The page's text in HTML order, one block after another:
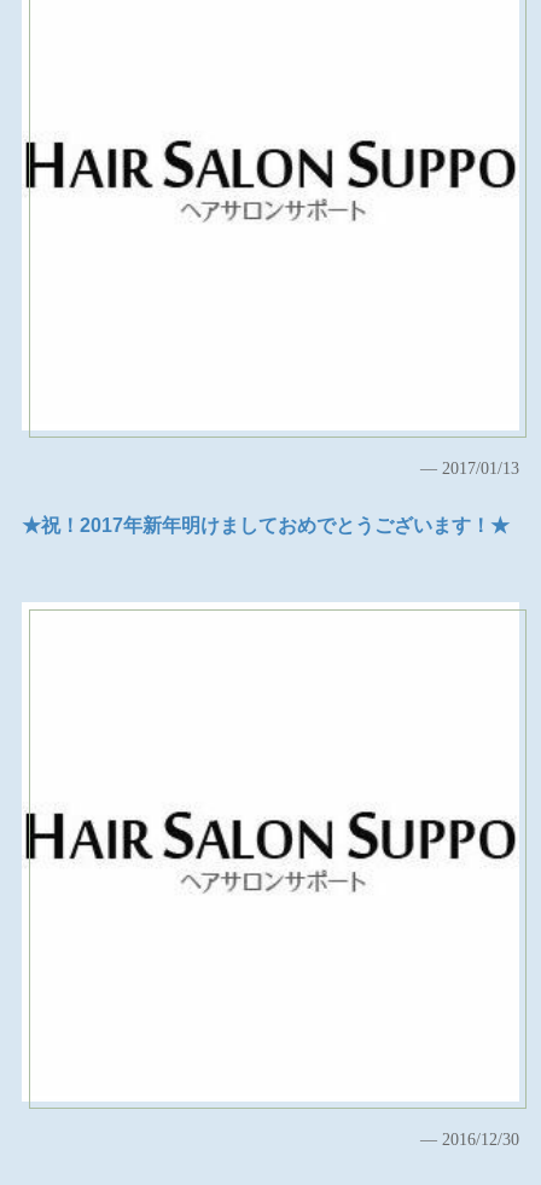
2017/01/13
★祝！2017年新年明けましておめでとうございます！★
2016/12/30